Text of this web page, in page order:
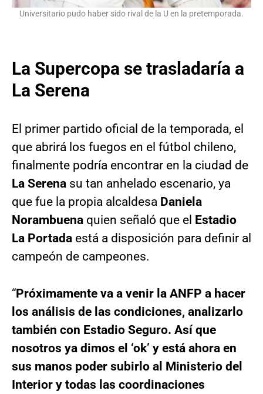
Universitario pudo haber sido rival de la U en la pretemporada.
La Supercopa se trasladaría a
La Serena
El primer partido oficial de la temporada, el
que abrirá los fuegos en el fútbol chileno,
finalmente podría encontrar en la ciudad de
La Serena su tan anhelado escenario, ya
que fue la propia alcaldesa Daniela
Norambuena quien señaló que el Estadio
La Portada está a disposición para definir al
campeón de campeones.
“Próximamente va a venir la ANFP a hacer
los análisis de las condiciones, analizarlo
también con Estadio Seguro. Así que
nosotros ya dimos el ‘ok’ y está ahora en
sus manos poder subirlo al Ministerio del
Interior y todas las coordinaciones